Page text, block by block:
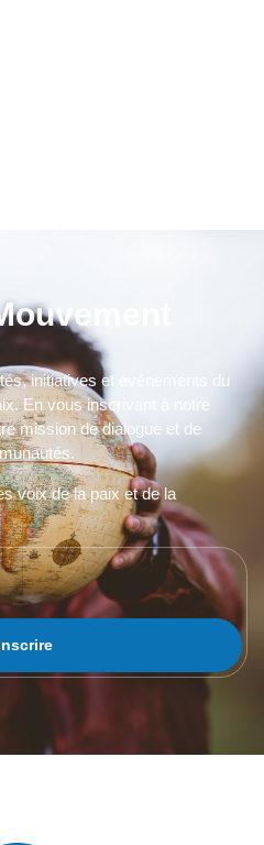
initiatives et événements du
En vous inscrivant à notre
mission de dialogue et de
voix de la paix et de la